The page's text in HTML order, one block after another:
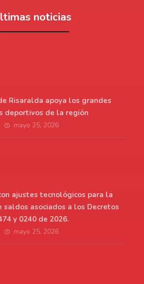
noticias
Risaralda apoya los grandes
deportivos de la región
mayo 25, 2026
ajustes tecnológicos para la
saldos asociados a los Decretos
y 0240 de 2026.
mayo 25, 2026